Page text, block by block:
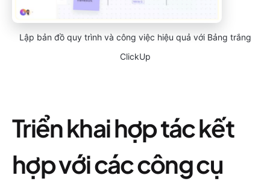
Lập bản đồ quy trình và công việc hiệu quả với Bảng trắng
ClickUp
Triển khai hợp tác kết
hợp với các công cụ